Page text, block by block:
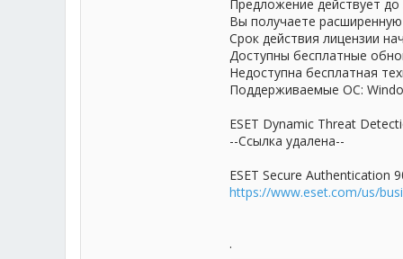
Предложение действует
Вы получаете
Срок действия лицензии
Доступны бесплатные
Недоступна бесплатная
Поддерживаемые ОС:
ESET Dynamic Threat
--Ссылка удалена--
ESET Secure Authentication
https://www.eset.com/us/
.